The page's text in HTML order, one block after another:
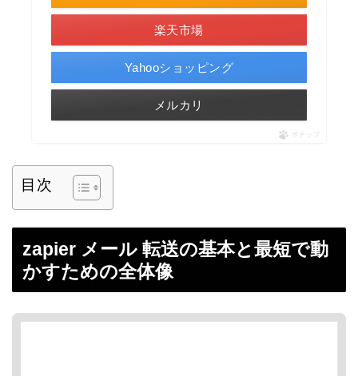
楽天市場
Yahooショッピング
メルカリ
ポチップ
目次
zapier メール 転送の基本と最短で動
かすための全体像